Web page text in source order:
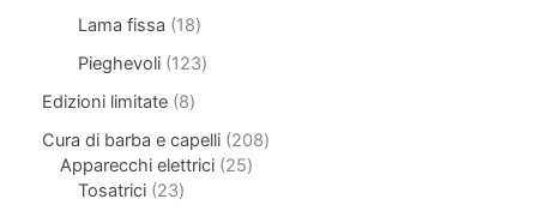
Lama fissa
18
Pieghevoli 123
Edizioni limitate 8
Cura di barba e capelli 208
Apparecchi elettrici 25
Tosatrici 23